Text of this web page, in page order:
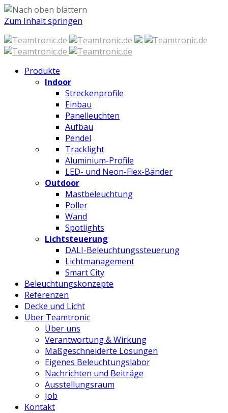
Zum Inhalt springen
Produkte
Indoor
Streckenprofile
Einbau
Panelleuchten
Aufbau
Pendel
Tracklight
Aluminium-Profile
LED- und Neon-Flex-Bänder
Outdoor
Mastbeleuchtung
Poller
Wand
Spotlights
Lichtsteuerung
DALI-Beleuchtungssteuerung
Lichtmanagement
Smart City
Beleuchtungskonzepte
Referenzen
Decke und Licht
Über Teamtronic
Über uns
Verantwortung & Wirkung
Maßgeschneiderte Lösungen
Eigenes Beleuchtungslabor
Nachrichten und Beiträge
Ausstellungsraum
Job
Kontakt